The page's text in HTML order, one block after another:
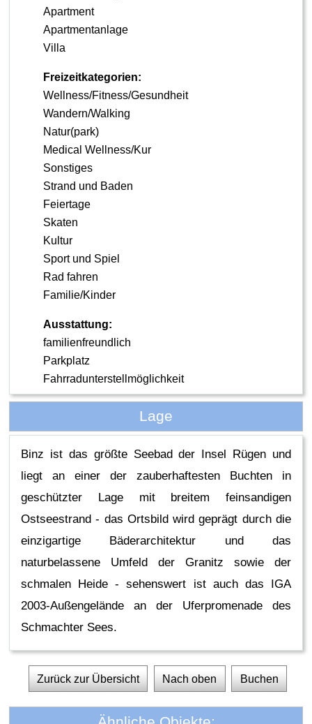
Apartment
Apartmentanlage
Villa
Freizeitkategorien:
Wellness/Fitness/Gesundheit
Wandern/Walking
Natur(park)
Medical Wellness/Kur
Sonstiges
Strand und Baden
Feiertage
Skaten
Kultur
Sport und Spiel
Rad fahren
Familie/Kinder
Ausstattung:
familienfreundlich
Parkplatz
Fahrradunterstellmöglichkeit
Lage
Binz ist das größte Seebad der Insel Rügen und
liegt an einer der zauberhaftesten Buchten in
geschützter Lage mit breitem feinsandigen
Ostseestrand - das Ortsbild wird geprägt durch die
einzigartige Bäderarchitektur und das
naturbelassene Umfeld der Granitz sowie der
schmalen Heide - sehenswert ist auch das IGA
2003-Außengelände an der Uferpromenade des
Schmachter Sees.
Zurück zur Übersicht Nach oben Buchen